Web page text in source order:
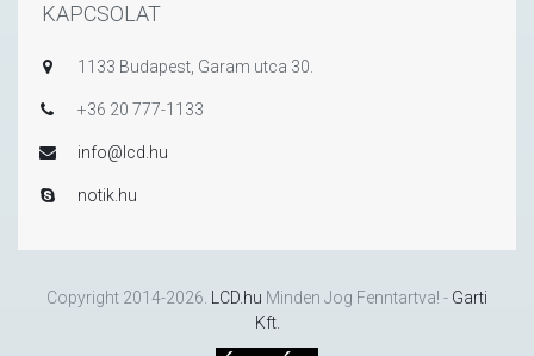
KAPCSOLAT
1133 Budapest, Garam utca 30.
+36 20 777-1133
info@lcd.hu
notik.hu
Copyright 2014-2026. LCD.hu Minden Jog Fenntartva! - Garti
Kft.